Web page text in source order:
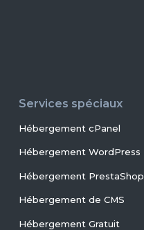
Services spéciaux
Hébergement cPanel
Hébergement WordPress
Hébergement PrestaShop
Hébergement de CMS
Hébergement Gratuit